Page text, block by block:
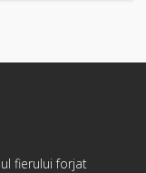
fierului forjat